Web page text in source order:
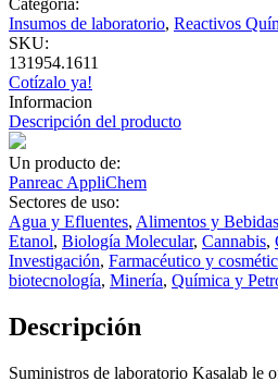
Categoría:
Insumos de laboratorio, Reactivos
SKU:
131954.1611
Cotízalo ya!
Informacion
Descripción del producto
Un producto de:
Panreac AppliChem
Sectores de uso:
Agua y Efluentes, Alimentos y Bebidas
Etanol, Biología Molecular, Cannabis,
Investigación, Farmacéutico y
biotecnología, Minería, Química y
Descripción
Suministros de laboratorio Kasalab le